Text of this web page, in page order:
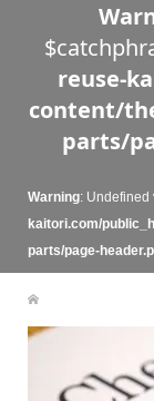
reuse-
content/
parts/
Warning: Undefined
kaitori.com/
parts/page-